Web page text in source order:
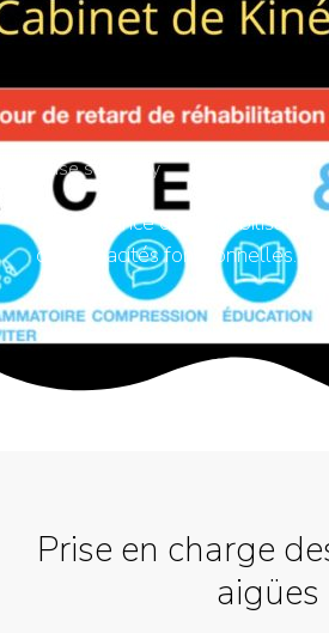
Case summery
L'importance de la mobilisation
des capacités fonctionnelles.
Prise en charge
aigües